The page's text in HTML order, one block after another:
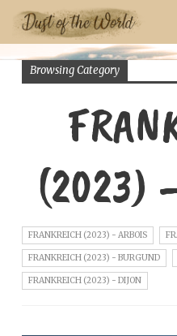
Browsing Category
(2023)
FRANKREICH (2023) - ARBOIS
FRANKREICH (2023) - BURGUND
FRANKREICH (2023) - DIJON